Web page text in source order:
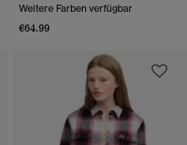
Weitere Farben verfügbar
€64.99